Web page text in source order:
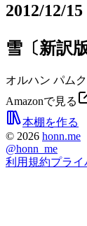
2012/12/15
雪〔新訳
オルハン パムク
Amazonで見る
本棚を作る
© 2026 honn.me
@honn_me
利用規約プライ